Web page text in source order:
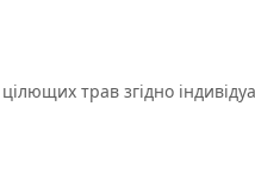
трав згідно